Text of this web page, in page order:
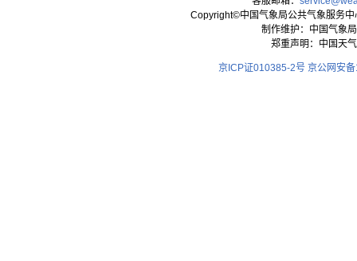
Copyright©中国气象局公共气象服务
制作维护：中国气象
郑重声明：中国天
京ICP证010385-2号 京公网安